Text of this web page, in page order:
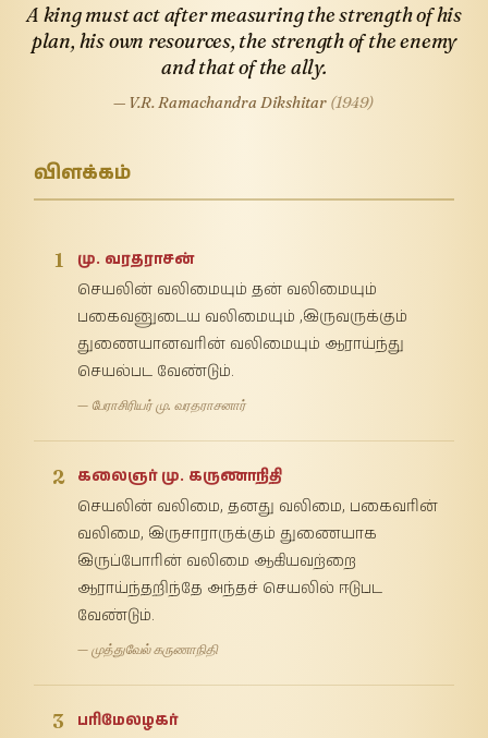
A king must act after measuring the strength of his
plan, his own resources, the strength of the enemy
and that of the ally.
— V.R. Ramachandra Dikshitar (1949)
விளக்கம்
1
மு. வரதராசன்
செயலின் வலிமையும் தன் வலிமையும்
பகைவனுடைய வலிமையும் ,இருவருக்கும்
துணையானவரின் வலிமையும் ஆராய்ந்து
செயல்பட வேண்டும்.
— பேராசிரியர் மு. வரதராசனார்
2
கலைஞர் மு. கருணாநிதி
செயலின் வலிமை, தனது வலிமை, பகைவரின்
வலிமை, இருசாராருக்கும் துணையாக
இருப்போரின் வலிமை ஆகியவற்றை
ஆராய்ந்தறிந்தே அந்தச் செயலில் ஈடுபட
வேண்டும்.
— முத்துவேல் கருணாநிதி
3
பரிமேலழகர்